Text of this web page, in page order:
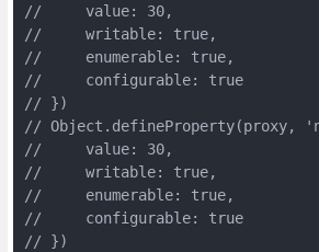
//     value: 30,
//     writable: true,
//     enumerable: true,
//     configurable: true
// })
// Object.defineProperty(proxy,
//     value: 30,
//     writable: true,
//     enumerable: true,
//     configurable: true
// })